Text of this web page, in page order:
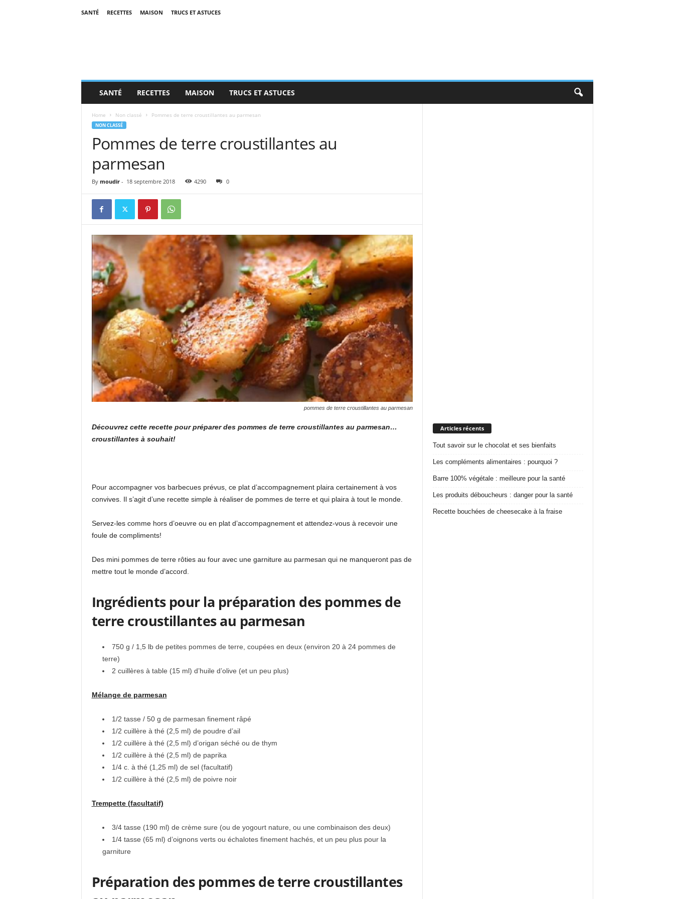
SANTÉ RECETTES MAISON TRUCS ET ASTUCES
SANTÉ RECETTES MAISON TRUCS ET ASTUCES
Home Non classé Pommes de terre croustillantes au parmesan
NON CLASSÉ
Pommes de terre croustillantes au
parmesan
By moudir- 18 septembre 2018 4290 0
pommes de terre croustillantes au parmesan
Découvrez cette recette pour préparer des pommes de terre croustillantes au parmesan…
croustillantes à souhait!
Pour accompagner vos barbecues prévus, ce plat d’accompagnement plaira certainement à vos
convives. Il s’agit d’une recette simple à réaliser de pommes de terre et qui plaira à tout le monde.
Servez-les comme hors d’oeuvre ou en plat d’accompagnement et attendez-vous à recevoir une
foule de compliments!
Des mini pommes de terre rôties au four avec une garniture au parmesan qui ne manqueront pas de
mettre tout le monde d’accord.
Ingrédients pour la préparation des pommes de
terre croustillantes au parmesan
750 g / 1,5 lb de petites pommes de terre, coupées en deux (environ 20 à 24 pommes de
terre)
2 cuillères à table (15 ml) d’huile d’olive (et un peu plus)
Mélange de parmesan
1/2 tasse / 50 g de parmesan finement râpé
1/2 cuillère à thé (2,5 ml) de poudre d’ail
1/2 cuillère à thé (2,5 ml) d’origan séché ou de thym
1/2 cuillère à thé (2,5 ml) de paprika
1/4 c. à thé (1,25 ml) de sel (facultatif)
1/2 cuillère à thé (2,5 ml) de poivre noir
Trempette (facultatif)
3/4 tasse (190 ml) de crème sure (ou de yogourt nature, ou une combinaison des deux)
1/4 tasse (65 ml) d’oignons verts ou échalotes finement hachés, et un peu plus pour la
garniture
Préparation des pommes de terre croustillantes
Articles récents
Tout savoir sur le chocolat et ses bienfaits
Les compléments alimentaires : pourquoi ?
Barre 100% végétale : meilleure pour la santé
Les produits déboucheurs : danger pour la santé
Recette bouchées de cheesecake à la fraise